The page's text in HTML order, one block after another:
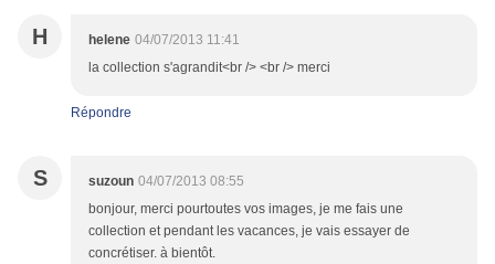
H helene 04/07/2013 11:41
la collection s'agrandit<br /> <br /> merci
Répondre
S suzoun 04/07/2013 08:55
bonjour, merci pourtoutes vos images, je me fais une
collection et pendant les vacances, je vais essayer de
concrétiser. à bientôt.